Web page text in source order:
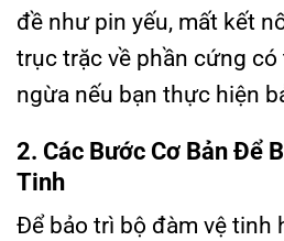
đề như pin yếu, mất kết
trục trặc về phần cứng
ngừa nếu bạn thực hiện
2. Các Bước Cơ Bản Để
Tinh
Để bảo trì bộ đàm vệ tinh